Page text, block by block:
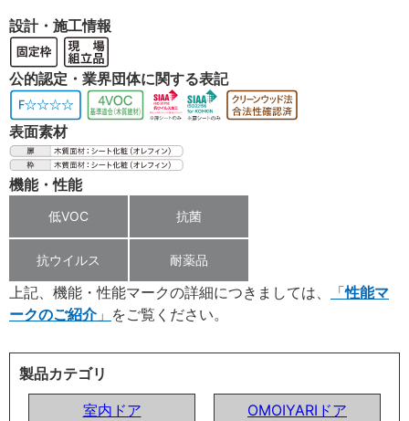
設計・施工情報
公的認定・業界団体に関する表記
表面素材
機能・性能
低VOC 抗菌
抗ウイルス 耐薬品
上記、機能・性能マークの詳細につきましては、
性能マ
ークのご紹介
をご覧ください。
製品カテゴリ
室内ドア
OMOIYARIドア